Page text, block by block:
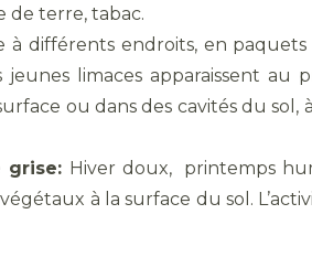
de terre, tabac.
différents endroits, en
jeunes limaces apparaissent
ou dans des cavités du
grise: Hiver doux, printemps
à la surface du sol.